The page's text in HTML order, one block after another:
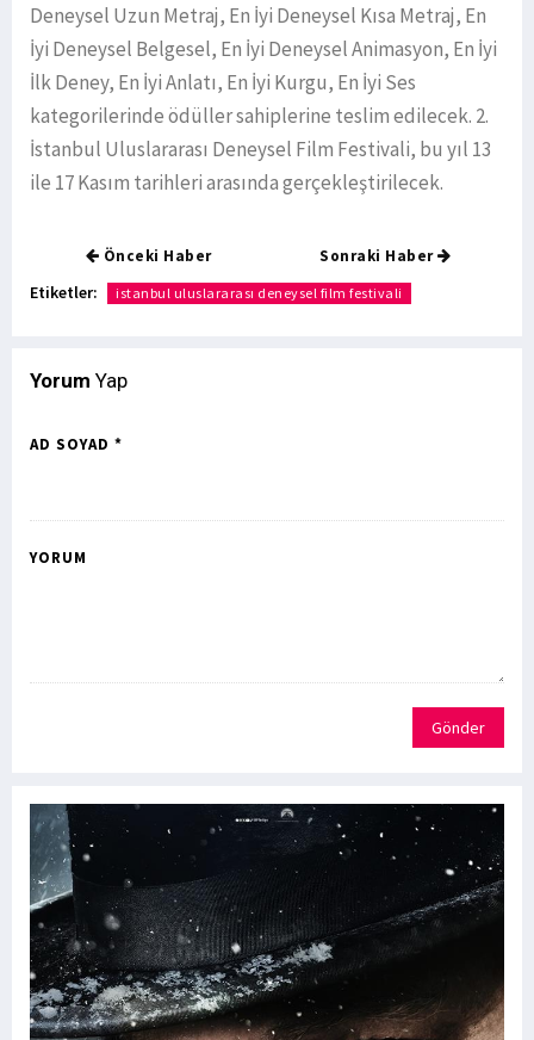
Deneysel Uzun Metraj, En İyi Deneysel Kısa Metraj, En
İyi Deneysel Belgesel, En İyi Deneysel Animasyon, En İyi
İlk Deney, En İyi Anlatı, En İyi Kurgu, En İyi Ses
kategorilerinde ödüller sahiplerine teslim edilecek. 2.
İstanbul Uluslararası Deneysel Film Festivali, bu yıl 13
ile 17 Kasım tarihleri arasında gerçekleştirilecek.
Önceki Haber Sonraki Haber
Etiketler: istanbul uluslararası deneysel film festivali
Yorum Yap
AD SOYAD *
YORUM
Gönder